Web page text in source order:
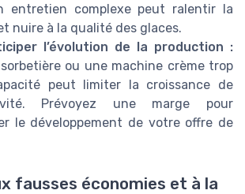
entretien complexe peut ralentir la
nuire à la qualité des glaces.
l’évolution de la production :
ou une machine crème trop
peut limiter la croissance de
Prévoyez une marge pour
le développement de votre offre de
fausses économies et à la